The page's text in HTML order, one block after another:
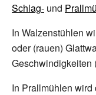
Schlag- und
In Walzenstühlen
oder (rauen)
Geschwindigkeiten
In Prallmühlen